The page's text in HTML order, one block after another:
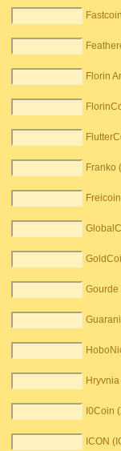
Florin
Franko
I0Coin
ICON